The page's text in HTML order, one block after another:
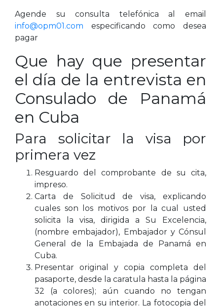
Agende su consulta telefónica al email
info@opm01.com especificando como desea
pagar
Que hay que presentar
el día de la entrevista en
Consulado de Panamá
en Cuba
Para solicitar la visa por
primera vez
Resguardo del comprobante de su cita,
impreso.
Carta de Solicitud de visa, explicando
cuales son los motivos por la cual usted
solicita la visa, dirigida a Su Excelencia,
(nombre embajador), Embajador y Cónsul
General de la Embajada de Panamá en
Cuba.
Presentar original y copia completa del
pasaporte, desde la caratula hasta la página
32 (a colores); aún cuando no tengan
anotaciones en su interior. La fotocopia del